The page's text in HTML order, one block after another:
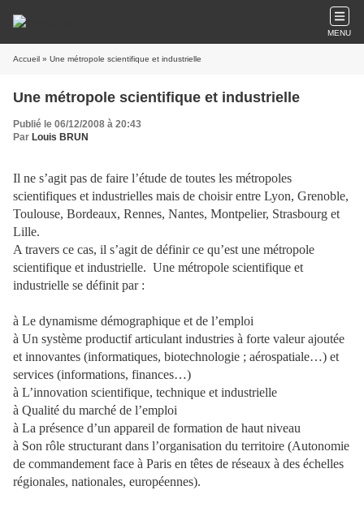
MENU
Accueil » Une métropole scientifique et industrielle
Une métropole scientifique et industrielle
Publié le 06/12/2008 à 20:43
Par Louis BRUN
Il ne s’agit pas de faire l’étude de toutes les métropoles
scientifiques et industrielles mais de choisir entre Lyon, Grenoble,
Toulouse, Bordeaux, Rennes, Nantes, Montpelier, Strasbourg et
Lille.
A travers ce cas, il s’agit de définir ce qu’est une métropole
scientifique et industrielle. Une métropole scientifique et
industrielle se définit par :
à Le dynamisme démographique et de l’emploi
à Un système productif articulant industries à forte valeur ajoutée
et innovantes (informatiques, biotechnologie ; aérospatiale…) et
services (informations, finances…)
à L’innovation scientifique, technique et industrielle
à Qualité du marché de l’emploi
à La présence d’un appareil de formation de haut niveau
à Son rôle structurant dans l’organisation du territoire (Autonomie
de commandement face à Paris en têtes de réseaux à des échelles
régionales, nationales, européennes).